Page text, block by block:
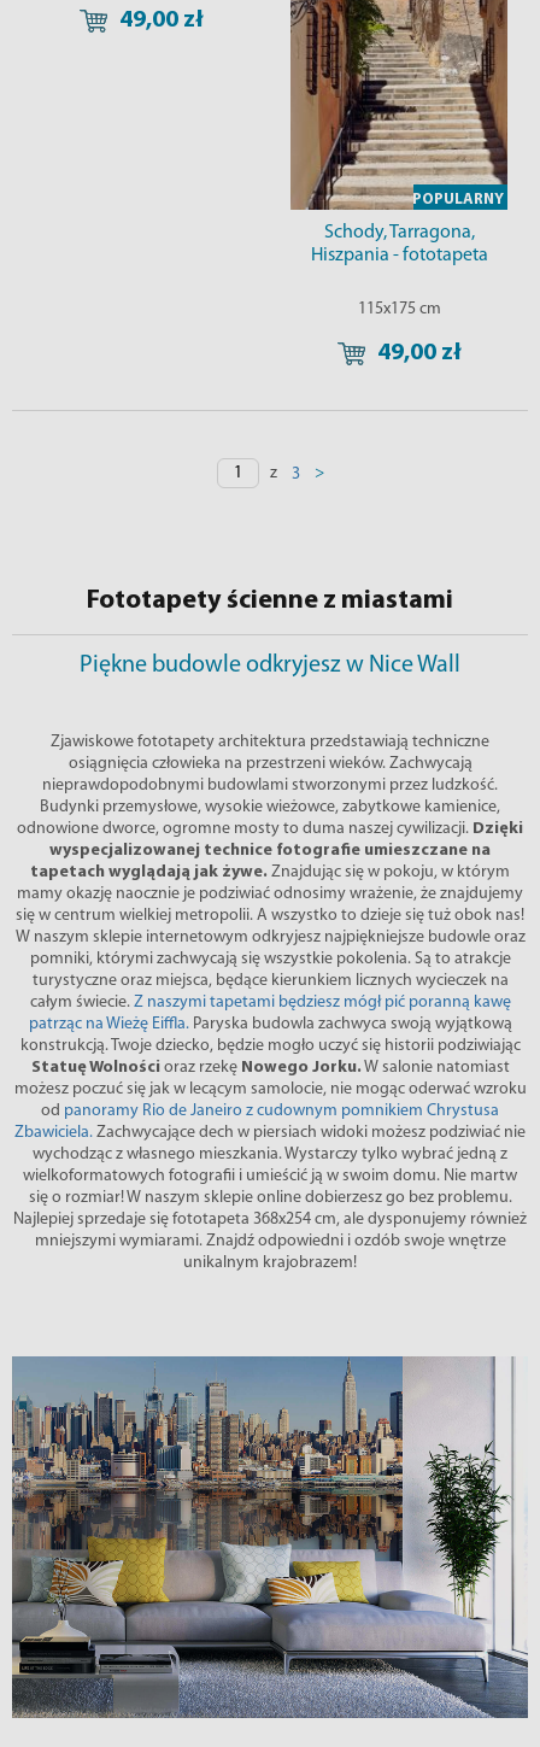
49,00 zł
POPULARNY
Schody, Tarragona,
Hiszpania - fototapeta
115x175 cm
49,00 zł
z 3 >
Fototapety ścienne z miastami
Piękne budowle odkryjesz w Nice Wall
Zjawiskowe fototapety architektura przedstawiają techniczne
osiągnięcia człowieka na przestrzeni wieków. Zachwycają
nieprawdopodobnymi budowlami stworzonymi przez ludzkość.
Budynki przemysłowe, wysokie wieżowce, zabytkowe kamienice,
odnowione dworce, ogromne mosty to duma naszej cywilizacji. Dzięki
wyspecjalizowanej technice fotografie umieszczane na
tapetach wyglądają jak żywe. Znajdując się w pokoju, w którym
mamy okazję naocznie je podziwiać odnosimy wrażenie, że znajdujemy
się w centrum wielkiej metropolii. A wszystko to dzieje się tuż obok nas!
W naszym sklepie internetowym odkryjesz najpiękniejsze budowle oraz
pomniki, którymi zachwycają się wszystkie pokolenia. Są to atrakcje
turystyczne oraz miejsca, będące kierunkiem licznych wycieczek na
całym świecie. Z naszymi tapetami będziesz mógł pić poranną kawę
patrząc na Wieżę Eiffla.Paryska budowla zachwyca swoją wyjątkową
konstrukcją. Twoje dziecko, będzie mogło uczyć się historii podziwiając
Statuę Wolnościoraz rzekę Nowego Jorku.W salonie natomiast
możesz poczuć się jak w lecącym samolocie, nie mogąc oderwać wzroku
od panoramy Rio de Janeiro z cudownym pomnikiem Chrystusa
Zbawiciela. Zachwycające dech w piersiach widoki możesz podziwiać nie
wychodząc z własnego mieszkania. Wystarczy tylko wybrać jedną z
wielkoformatowych fotografii i umieścić ją w swoim domu. Nie martw
się o rozmiar! W naszym sklepie online dobierzesz go bez problemu.
Najlepiej sprzedaje się fototapeta 368x254 cm, ale dysponujemy również
mniejszymi wymiarami. Znajdź odpowiedni i ozdób swoje wnętrze
unikalnym krajobrazem!